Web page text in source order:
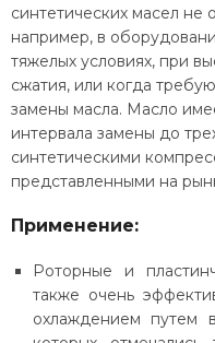
синтетических масел
например, в
тяжелых условиях, при
сжатия, или когда
замены масла. Масло
интервала замены до
синтетическими
представленными на
Применение:
Роторные и
также очень
охлаждением путем